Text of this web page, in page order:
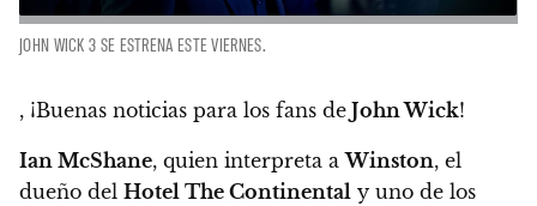
JOHN WICK 3 SE ESTRENA ESTE VIERNES.
, ¡Buenas noticias para los fans de John Wick!
Ian McShane, quien interpreta aWinston, el
dueño del Hotel The Continental y uno de los